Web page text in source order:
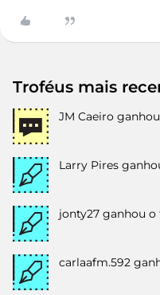
Troféus mais
JM Caeiro
Larry Pires
jonty27 ganhou o
carlaafm.592